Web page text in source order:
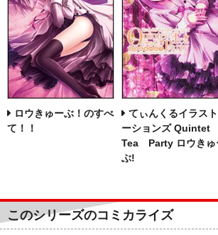
ロウきゅーぶ！のすべ
て！！
てぃんくるイラス
ーションズ Quintet
Tea Party ロウきゅ
ぶ!
このシリーズのコミカライズ